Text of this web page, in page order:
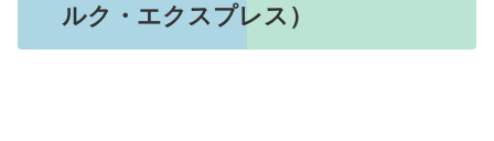
ルク・エクスプレス）